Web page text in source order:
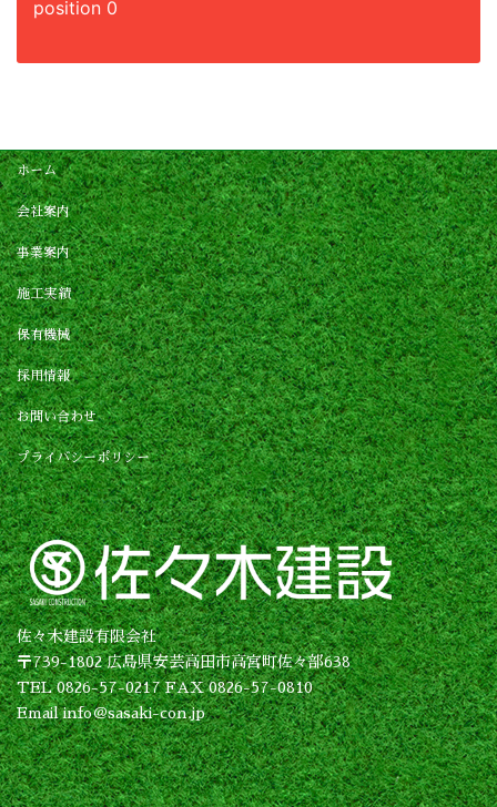
position 0
ホーム
会社案内
事業案内
施工実績
保有機械
採用情報
お問い合わせ
プライバシーポリシー
佐々木建設有限会社
〒739-1802 広島県安芸高田市高宮町佐々部638
TEL 0826-57-0217 FAX 0826-57-0810
Email info＠sasaki-con.jp